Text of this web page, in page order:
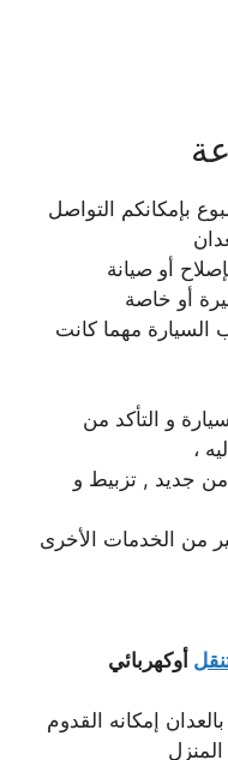
بإمكانكم التواصل
أو صيانة
أو خاصة
السيارة مهما كانت
و التأكد من
،
من جديد , تزبيط و
من الخدمات الأخرى
أوكهربائي
إمكانه القدوم